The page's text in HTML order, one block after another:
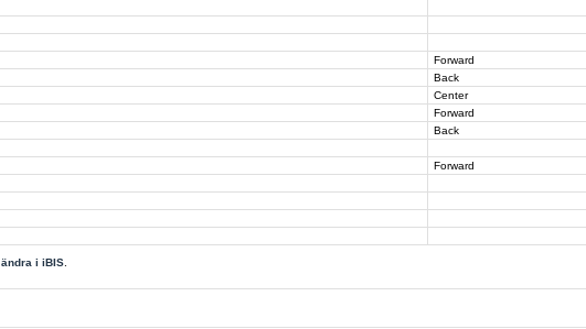
Forward
Back
Center
Forward
Back
Forward
ändra i iBIS